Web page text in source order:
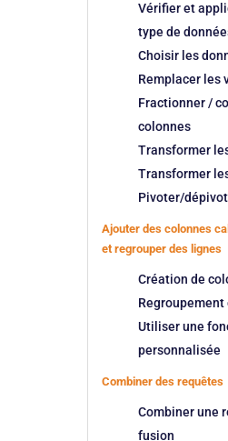
Vérifier et
type de
Choisir les
Remplacer les
Fractionner /
colonnes
Transformer
Transformer
Pivoter/
Ajouter des colonnes
et regrouper des lignes
Création de
Regroupement
Utiliser une
personnalisée
Combiner des requêtes
Combiner une
fusion